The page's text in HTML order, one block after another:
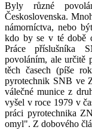
Byly různé
Československa.
námorníctva, nebo
kdo by se v té době
Práce příslušníka
povoláním, ale určitě
těch časech (píše
pyrotechnik SNB ve
válečné munice z
vyšel v roce 1979 v
práci pyrotechnika
omyl". Z dobového